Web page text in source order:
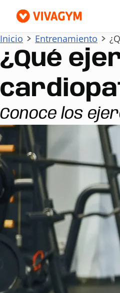
Inicio Entrenamiento
¿Qué
Conoce los